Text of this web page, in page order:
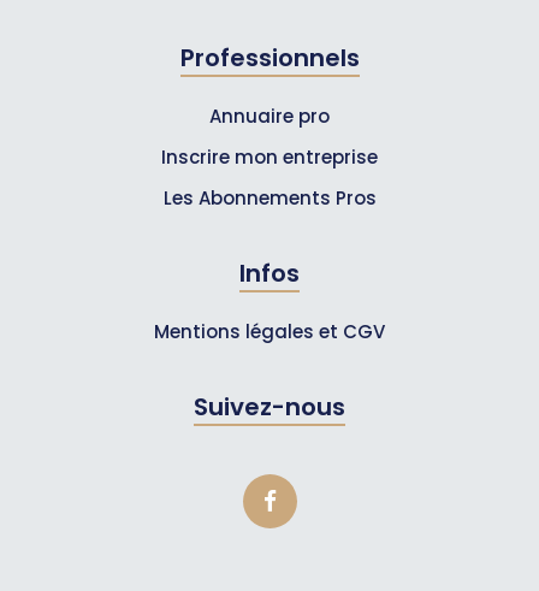
Professionnels
Annuaire pro
Inscrire mon entreprise
Les Abonnements Pros
Infos
Mentions légales et CGV
Suivez-nous